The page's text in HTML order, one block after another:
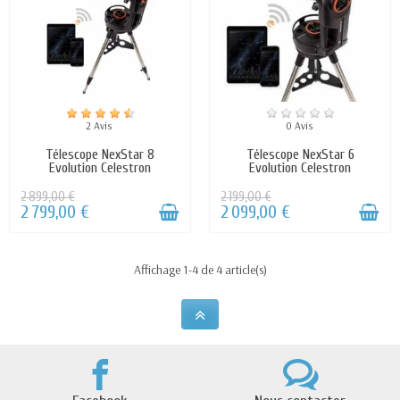
Le système solaire.
Plus de 200 amas d’étoiles.
120 000 étoiles.
Des galaxies.
Des nébuleuses.
Des dizaines d'astéroïdes.
Des satellites, y compris l'ISS.
tubes Schmidt-Cassegrain dont les miroirs primaires
optique haute réflectivité inaltérable StarBright
XLT. Ces tubes sont parfaits pour l’observation
découvrir les merveilles des cratères lunaires, les
supers anneaux de saturne, les magnifiques bandes
2 Avis
Télescope NexStar 8
Evolution Celestron
2 899,00 €
2 799,00 €
0 Avis
Télescope NexStar 6
Evolution Celestron
2 199,00 €
2 099,00 €
Affichage 1-4 de 4 article(s)